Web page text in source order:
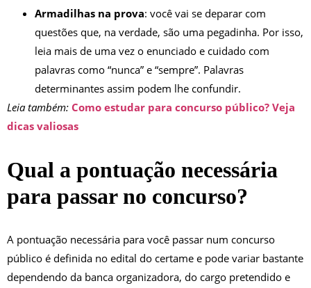
Armadilhas na prova: você vai se deparar com
questões que, na verdade, são uma pegadinha. Por isso,
leia mais de uma vez o enunciado e cuidado com
palavras como “nunca” e “sempre”. Palavras
determinantes assim podem lhe confundir.
Leia também: Como estudar para concurso público? Veja
dicas valiosas
Qual a pontuação necessária
para passar no concurso?
A pontuação necessária para você passar num concurso
público é definida no edital do certame e pode variar bastante
dependendo da banca organizadora, do cargo pretendido e